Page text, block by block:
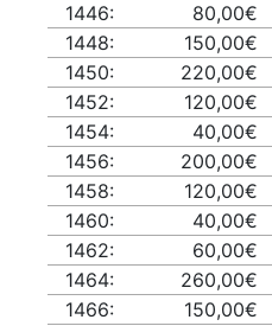
1446:
80,00€
1448:
150,00€
1450:
220,00€
1452:
120,00€
1454:
40,00€
1456:
200,00€
1458:
120,00€
1460:
40,00€
1462:
60,00€
1464:
260,00€
1466:
150,00€